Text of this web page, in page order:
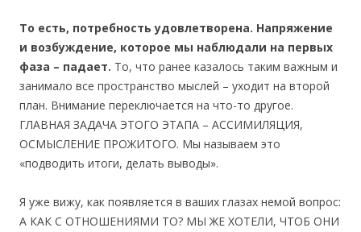
То есть, потребность удовлетворена. Напряжение
и возбуждение, которое мы наблюдали на первых
фаза – падает. То, что ранее казалось таким важным и
занимало все пространство мыслей – уходит на второй
план. Внимание переключается на что-то другое.
ГЛАВНАЯ ЗАДАЧА ЭТОГО ЭТАПА – АССИМИЛЯЦИЯ,
ОСМЫСЛЕНИЕ ПРОЖИТОГО. Мы называем это
«подводить итоги, делать выводы».
Я уже вижу, как появляется в ваших глазах немой вопрос:
А КАК С ОТНОШЕНИЯМИ ТО? МЫ ЖЕ ХОТЕЛИ, ЧТОБ ОНИ